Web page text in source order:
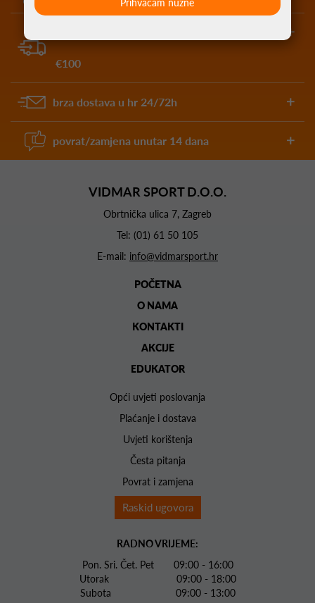
€100
brza dostava u hr 24/72h
povrat/zamjena unutar 14 dana
VIDMAR SPORT D.O.O.
Obrtnička ulica 7, Zagreb
Tel: (01) 61 50 105
E-mail: info@vidmarsport.hr
POČETNA
O NAMA
KONTAKTI
AKCIJE
EDUKATOR
Opći uvjeti poslovanja
Plaćanje i dostava
Uvjeti korištenja
Česta pitanja
Povrat i zamjena
Raskid ugovora
RADNO VRIJEME:
Pon. Sri. Čet. Pet 09:00 - 16:00
Utorak 09:00 - 18:00
Subota 09:00 - 13:00
Prihvaćam nužne